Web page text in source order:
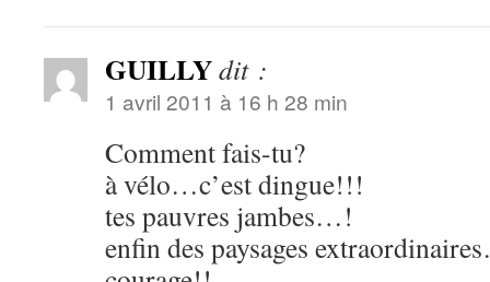
GUILLYdit :
1 avril 2011 à 16 h 28 min
Comment fais-tu?
à vélo…c’est dingue!!!
tes pauvres jambes…!
enfin des paysages